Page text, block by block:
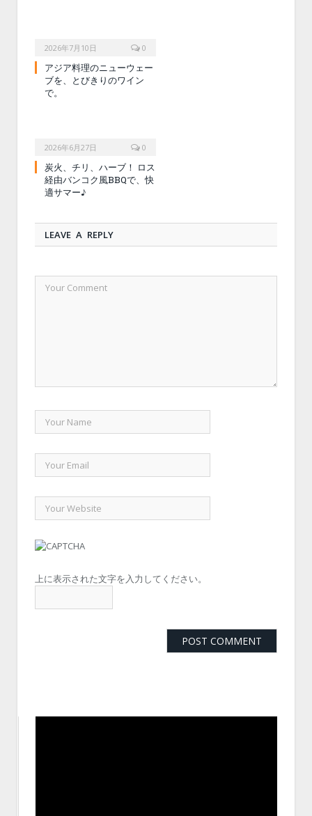
2026年7月10日 0
アジア料理のニューウェー
ブを、とびきりのワイン
で。
2026年6月27日 0
炭火、チリ、ハーブ！ ロス
経由バンコク風BBQで、快
適サマー♪
LEAVE A REPLY
上に表示された文字を入力してください。